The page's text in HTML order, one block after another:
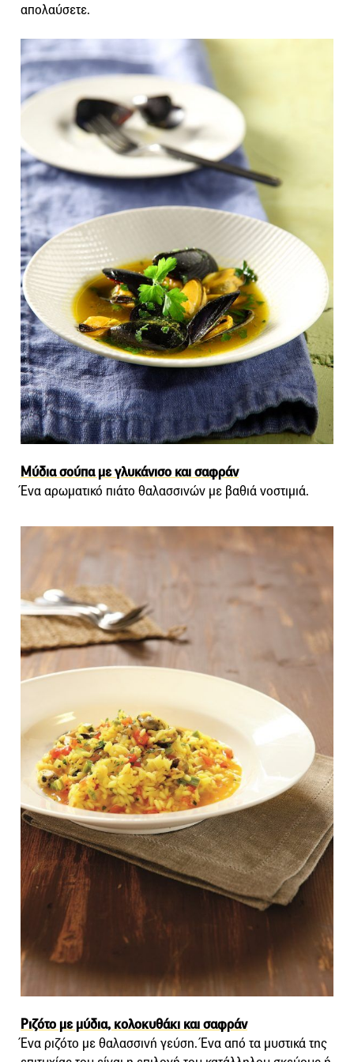
απολαύσετε.
Μύδια σούπα με γλυκάνισο και σαφράν
Ένα αρωματικό πιάτο θαλασσινών με βαθιά νοστιμιά.
Ριζότο με μύδια, κολοκυθάκι και σαφράν
Ένα ριζότο με θαλασσινή γεύση. Ένα από τα μυστικά της